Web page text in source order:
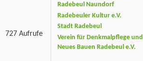
727 Aufrufe
Radebeul Naundorf
Radebeuler Kultur e.V.
Stadt Radebeul
Verein für Denkmalpflege und
Neues Bauen Radebeul e.V.